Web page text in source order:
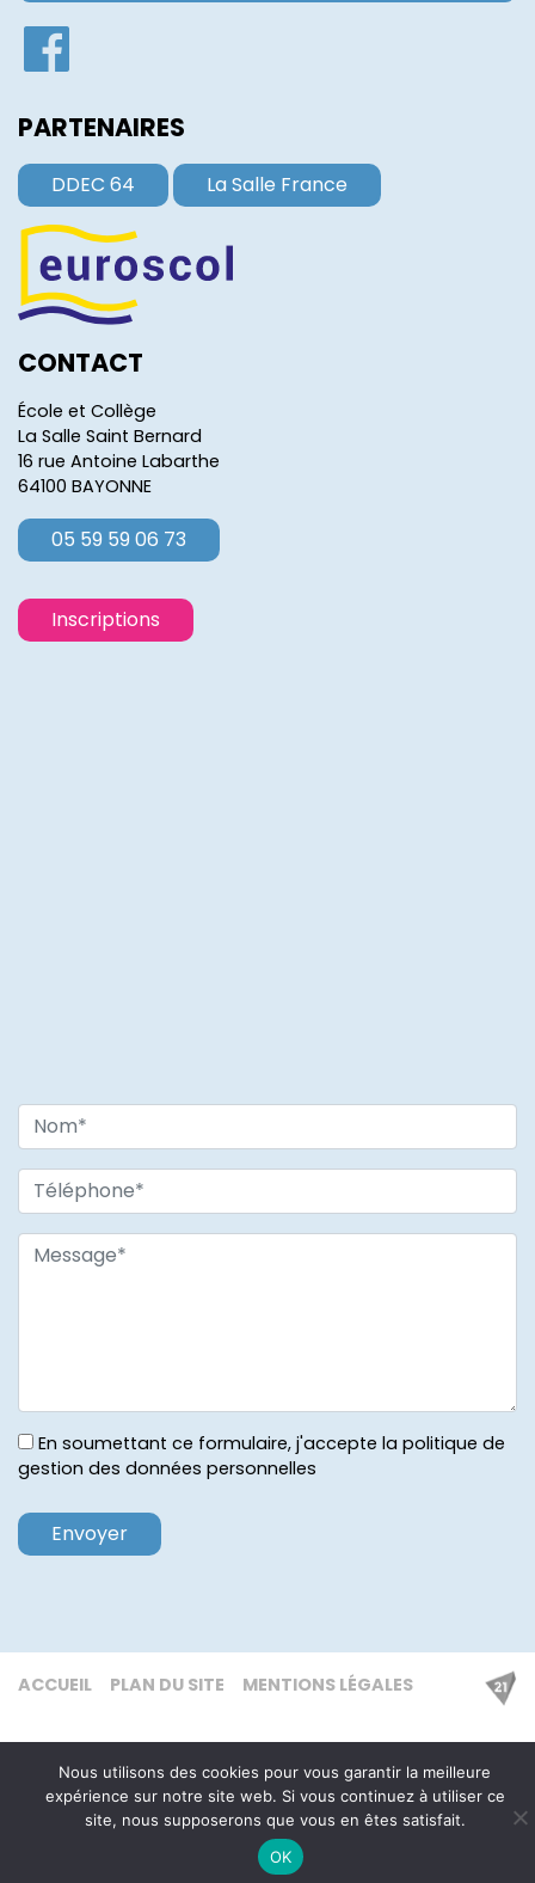
PARTENAIRES
DDEC 64 La Salle France
CONTACT
École et Collège
La Salle Saint Bernard
16 rue Antoine Labarthe
64100 BAYONNE
05 59 59 06 73
Inscriptions
En soumettant ce formulaire, j'accepte la politique de
gestion des données personnelles
ACCUEIL PLAN DU SITE MENTIONS LÉGALES
Nous utilisons des cookies pour vous garantir la meilleure
expérience sur notre site web. Si vous continuez à utiliser ce
site, nous supposerons que vous en êtes satisfait.
OK